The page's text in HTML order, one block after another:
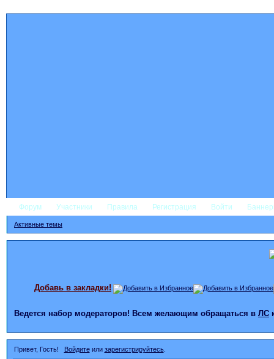
Форум Участники Правила Регистрация Войти
Активные темы
Добавь в закладки!
Ведется набор модераторов! Всем желающим обращаться в ЛС
Привет, Гость! Войдитеили зарегистрируйтесь.